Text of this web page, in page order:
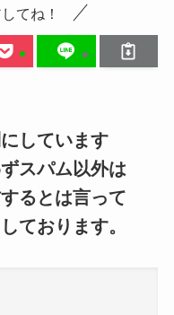
てね！
しています
スパム以外は
るとは言って
ております。